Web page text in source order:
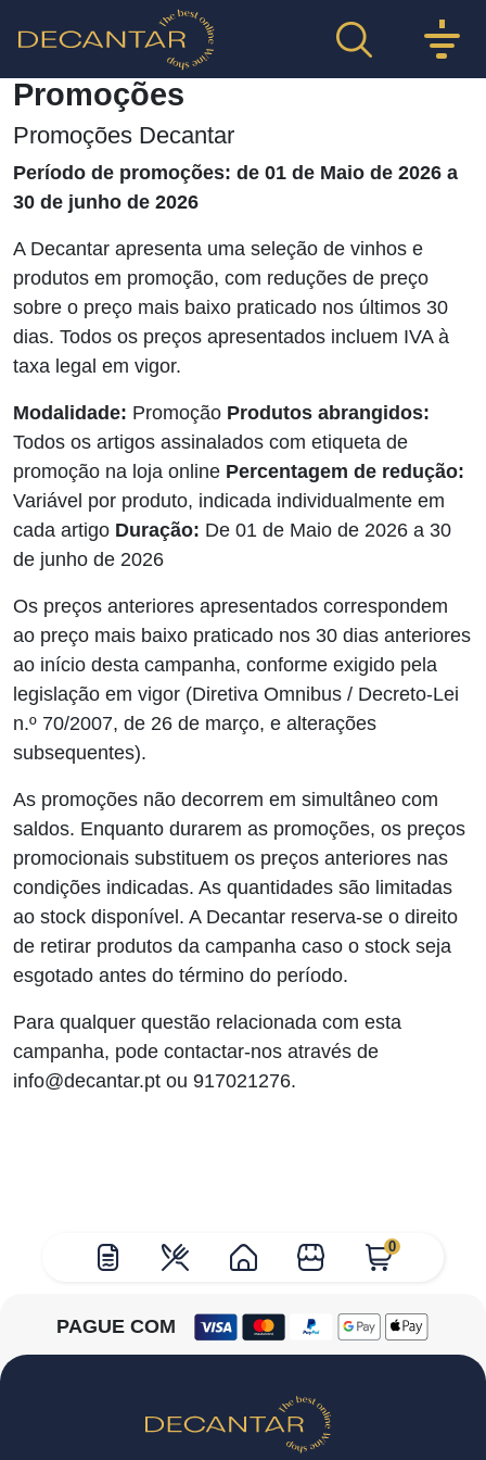
0
Promoções
Promoções Decantar
Período de promoções: de 01 de Maio de 2026 a
30 de junho de 2026
A Decantar apresenta uma seleção de vinhos e
produtos em promoção, com reduções de preço
sobre o preço mais baixo praticado nos últimos 30
dias. Todos os preços apresentados incluem IVA à
taxa legal em vigor.
Modalidade: Promoção Produtos abrangidos:
Todos os artigos assinalados com etiqueta de
promoção na loja online Percentagem de redução:
Variável por produto, indicada individualmente em
cada artigo Duração: De 01 de Maio de 2026 a 30
de junho de 2026
Os preços anteriores apresentados correspondem
ao preço mais baixo praticado nos 30 dias anteriores
ao início desta campanha, conforme exigido pela
legislação em vigor (Diretiva Omnibus / Decreto-Lei
n.º 70/2007, de 26 de março, e alterações
subsequentes).
As promoções não decorrem em simultâneo com
saldos. Enquanto durarem as promoções, os preços
promocionais substituem os preços anteriores nas
condições indicadas. As quantidades são limitadas
ao stock disponível. A Decantar reserva-se o direito
de retirar produtos da campanha caso o stock seja
esgotado antes do término do período.
Para qualquer questão relacionada com esta
campanha, pode contactar-nos através de
info@decantar.pt ou 917021276.
PAGUE COM